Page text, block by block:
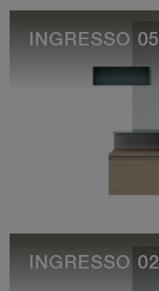
INGRESSO 05
INGRESSO 02